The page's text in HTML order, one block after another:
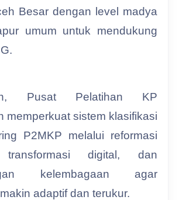
Besar dengan level madya
umum untuk mendukung
Pusat Pelatihan KP
memperkuat sistem klasifikasi
P2MKP melalui reformasi
transformasi digital, dan
kelembagaan agar
adaptif dan terukur.